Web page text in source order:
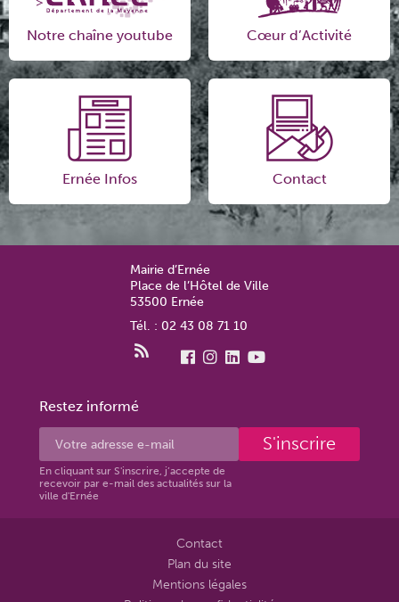
Notre chaîne youtube Cœur d’Activité
Ernée Infos Contact
Mairie d’Ernée
Place de l’Hôtel de Ville
53500 Ernée
Tél. : 02 43 08 71 10
Restez informé
En cliquant sur S'inscrire, j’accepte de
recevoir par e-mail des actualités sur la
ville d'Ernée
S'inscrire
Contact
Plan du site
Mentions légales